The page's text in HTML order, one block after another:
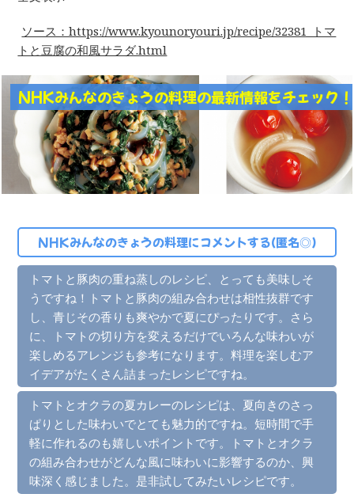
ソース：https://www.kyounoryouri.jp/recipe/32381_トマ
トと豆腐の和風サラダ.html
NHKみんなのきょうの料理の最新情報をチェック
NHKみんなのきょうの料理にコメントする(匿名◎)
トマトと豚肉の重ね蒸しのレシピ、とっても美味しそ
うですね！トマトと豚肉の組み合わせは相性抜群です
し、青じその香りも爽やかで夏にぴったりです。さら
に、トマトの切り方を変えるだけでいろんな味わいが
楽しめるアレンジも参考になります。料理を楽しむア
イデアがたくさん詰まったレシピですね。
トマトとオクラの夏カレーのレシピは、夏向きのさっ
ぱりとした味わいでとても魅力的ですね。短時間で手
軽に作れるのも嬉しいポイントです。トマトとオクラ
の組み合わせがどんな風に味わいに影響するのか、興
味深く感じました。是非試してみたいレシピです。